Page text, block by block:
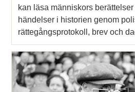
kan läsa människors
händelser i historien genom
rättegångsprotokoll, brev och